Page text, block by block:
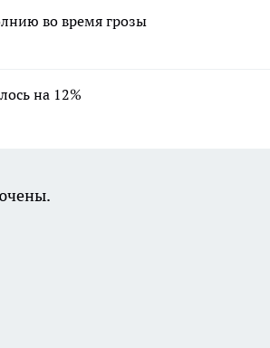
во время грозы
на 12%